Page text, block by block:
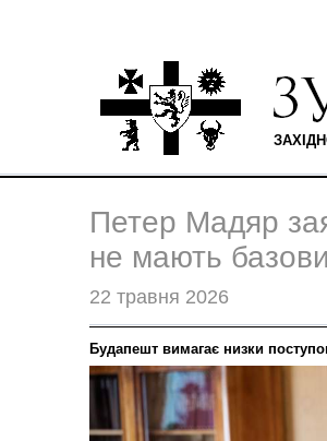
Петер Мадяр
не мають
22 травня 2026
Будапешт вимагає низки